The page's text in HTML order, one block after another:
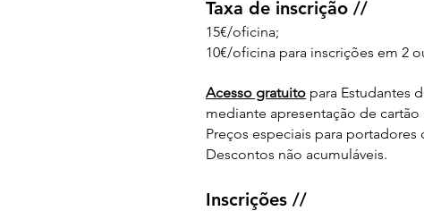
Taxa de inscrição //
15€/oficina;
10€/oficina para inscrições em 2
Acesso gratuito para Estudantes
mediante apresentação de cartão
Preços especiais para portadores
Descontos não acumuláveis.
Inscrições //